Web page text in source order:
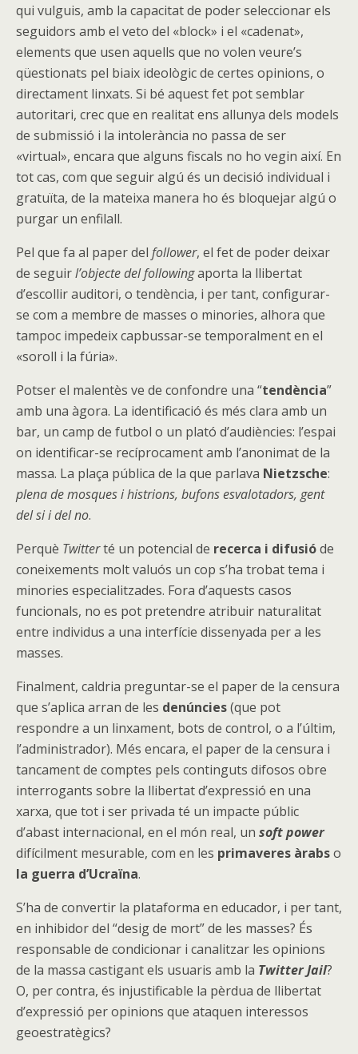
qui vulguis, amb la capacitat de poder seleccionar els
seguidors amb el veto del «block» i el «cadenat»,
elements que usen aquells que no volen veure’s
qüestionats pel biaix ideològic de certes opinions, o
directament linxats. Si bé aquest fet pot semblar
autoritari, crec que en realitat ens allunya dels models
de submissió i la intolerància no passa de ser
«virtual», encara que alguns fiscals no ho vegin així. En
tot cas, com que seguir algú és un decisió individual i
gratuïta, de la mateixa manera ho és bloquejar algú o
purgar un enfilall.
Pel que fa al paper del follower, el fet de poder deixar
de seguirl’objecte del followingaporta la llibertat
d’escollir auditori, o tendència, i per tant, configurar-
se com a membre de masses o minories, alhora que
tampoc impedeix capbussar-se temporalment en el
«soroll i la fúria».
Potser el malentès ve de confondre una “tendència”
amb una àgora. La identificació és més clara amb un
bar, un camp de futbol o un plató d’audiències: l’espai
on identificar-se recíprocament amb l’anonimat de la
massa. La plaça pública de la que parlava Nietzsche:
plena de mosques i histrions, bufons esvalotadors, gent
del si i del no.
Perquè Twitterté un potencial de recerca i difusióde
coneixements molt valuós un cop s’ha trobat tema i
minories especialitzades. Fora d’aquests casos
funcionals, no es pot pretendre atribuir naturalitat
entre individus a una interfície dissenyada per a les
masses.
Finalment, caldria preguntar-se el paper de la censura
que s’aplica arran de les denúncies(que pot
respondre a un linxament, bots de control, o a l’últim,
l’administrador). Més encara, el paper de la censura i
tancament de comptes pels continguts difosos obre
interrogants sobre la llibertat d’expressió en una
xarxa, que tot i ser privada té un impacte públic
d’abast internacional, en el món real, un soft power
difícilment mesurable, com en les primaveres àrabso
la guerra d’Ucraïna.
S’ha de convertir la plataforma en educador, i per tant,
en inhibidor del “desig de mort” de les masses? És
responsable de condicionar i canalitzar les opinions
de la massa castigant els usuaris amb la Twitter Jail?
O, per contra, és injustificable la pèrdua de llibertat
d’expressió per opinions que ataquen interessos
geoestratègics?